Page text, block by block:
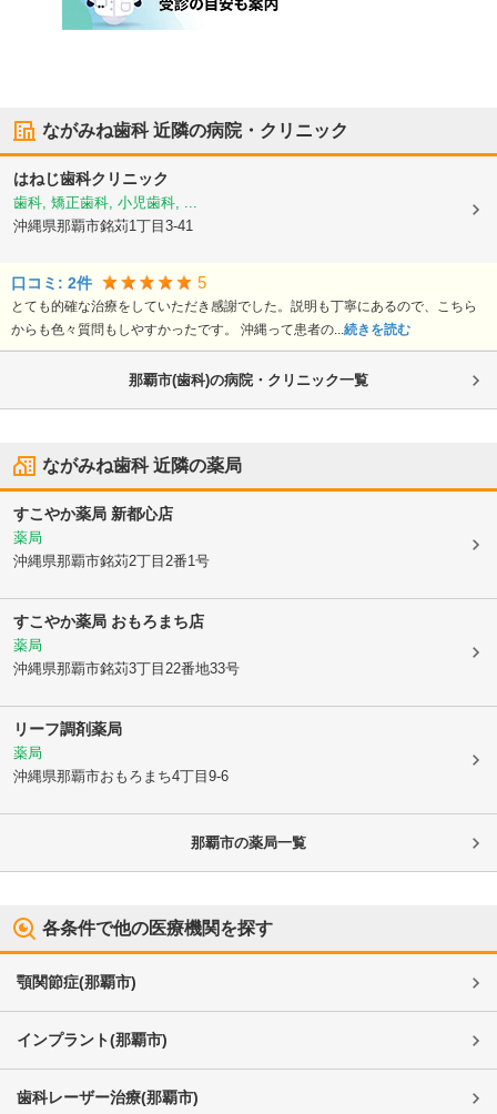
ながみね歯科近隣の病院・クリニック
はねじ歯科クリニック
歯科, 矯正歯科, 小児歯科, ...
沖縄県那覇市銘苅1丁目3-41
口コミ: 2件 5
とても的確な治療をしていただき感謝でした。説明も丁寧にあるので、こちら
からも色々質問もしやすかったです。 沖縄って患者の... 続きを読む
那覇市(歯科)の病院・クリニック一覧
ながみね歯科近隣の薬局
すこやか薬局 新都心店
薬局
沖縄県那覇市銘苅2丁目2番1号
すこやか薬局 おもろまち店
薬局
沖縄県那覇市銘苅3丁目22番地33号
リーフ調剤薬局
薬局
沖縄県那覇市おもろまち4丁目9-6
那覇市の薬局一覧
各条件で他の医療機関を探す
顎関節症(那覇市)
インプラント(那覇市)
歯科レーザー治療(那覇市)